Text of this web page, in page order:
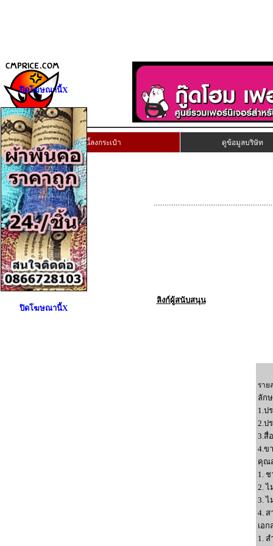
เก็บงานนี้ลงกระเป๋า ดูข้อมูลบริษัท
ลิงก์ผู้สนับสนุน
ราย
ลัก
1.ป
2.ป
3.สื่
4.ข
คุณ
1.
2.
3.
4. ส
เอ
1.
ปิดโฆษณานี้X
ปิดโฆษณานี้X